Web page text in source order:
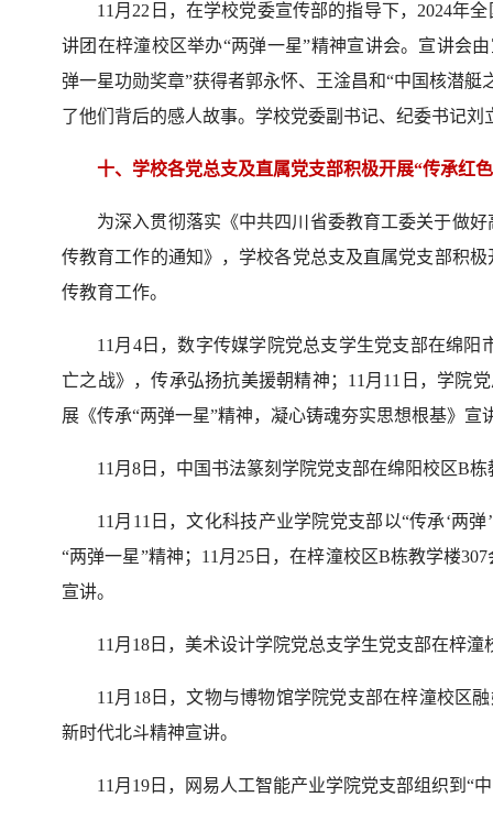
11月22日，在学校党委宣传部的指导下，2024年
讲团在梓潼校区举办“两弹一星”精神宣讲会。宣讲会
弹一星功勋奖章”获得者郭永怀、王淦昌和“中国核潜
了他们背后的感人故事。学校党委副书记、纪委书记刘
十、学校各党总支及直属党支部积极开展“传承红
为深入贯彻落实《中共四川省委教育工委关于做
传教育工作的通知》，学校各党总支及直属党支部积
传教育工作。
11月4日，数字传媒学院党总支学生党支部在绵
亡之战》，传承弘扬抗美援朝精神；11月11日，学院
展《传承“两弹一星”精神，凝心铸魂夯实思想根基》宣
11月8日，中国书法篆刻学院党支部在绵阳校区B
11月11日，文化科技产业学院党支部以“传承‘两
“两弹一星”精神；11月25日，在梓潼校区B栋教学楼
宣讲。
11月18日，美术设计学院党总支学生党支部在梓
11月18日，文物与博物馆学院党支部在梓潼校区
新时代北斗精神宣讲。
11月19日，网易人工智能产业学院党支部组织到“